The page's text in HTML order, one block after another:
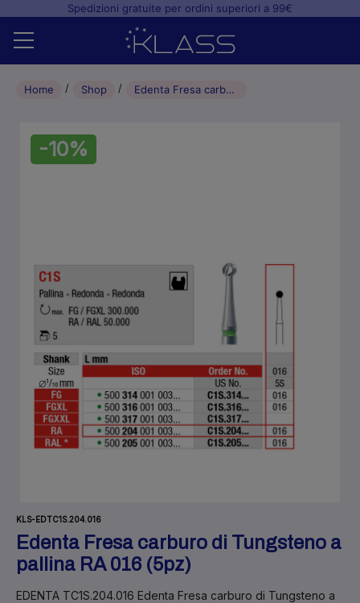
Spedizioni gratuite per ordini superiori a 99€
Home
Studio odontoiatrico
Home Shop Edenta Fresa carburo di Tungsteno a pallina RA 016 (5pz)
-10%
KLS-EDTC1S.204.016
Edenta Fresa carburo di Tungsteno a
pallina RA 016 (5pz)
EDENTA TC1S.204.016 Edenta Fresa carburo di Tungsteno a